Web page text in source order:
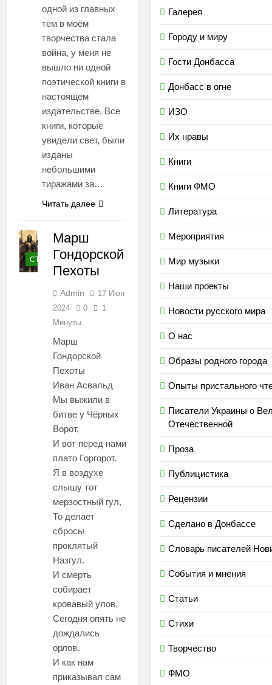
одной из главных
тем в моём
творчества стала
война, у меня не
вышло ни одной
поэтической книги в
настоящем
издательстве. Все
книги, которые
увидели свет, были
изданы
небольшими
тиражами за…
Читать далее
СТИХИ
Марш
Гондорской
Пехоты
Admin
17 Июн
2024
0
1
Минуты
Марш
Гондорской
Пехоты
Иван Асвальд
Мы выжили в
битве у Чёрных
Ворот,
И вот перед нами
плато Горгорот.
Я в воздухе
слышу тот
мерзостный гул,
То делает
сбросы
проклятый
Назгул.
И смерть
собирает
кровавый улов,
Сегодня опять не
дождались
орлов.
И как нам
приказывал сам
Галерея
Городу и миру
Гости Донбасса
Донбасс в огне
ИЗО
Их нравы
Книги
Книги ФМО
Литература
Мероприятия
Мир музыки
Наши проекты
Новости русского мира
О нас
Образы родного города
Опыты пристального
Писатели Украины о
Отечественной
Проза
Публицистика
Рецензии
Сделано в Донбассе
Словарь писателей
События и мнения
Статьи
Стихи
Творчество
ФМО